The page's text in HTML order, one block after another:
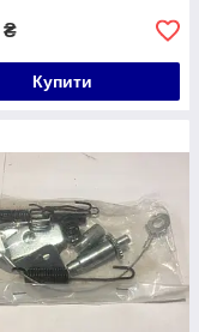
₴
Купити